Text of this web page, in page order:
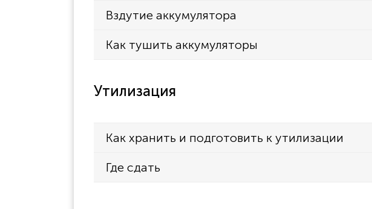
Вздутие аккумулятора
Как тушить аккумуляторы
Утилизация
Как хранить и подготовить к утилизации
Где сдать